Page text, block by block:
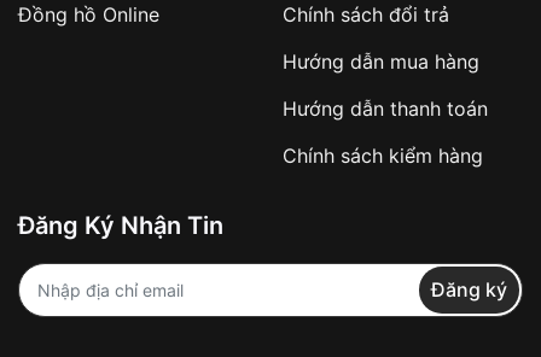
Đồng hồ Online
Chính sách đổi trả
Hướng dẫn mua hàng
Hướng dẫn thanh toán
Chính sách kiểm hàng
Đăng Ký Nhận Tin
Đăng ký